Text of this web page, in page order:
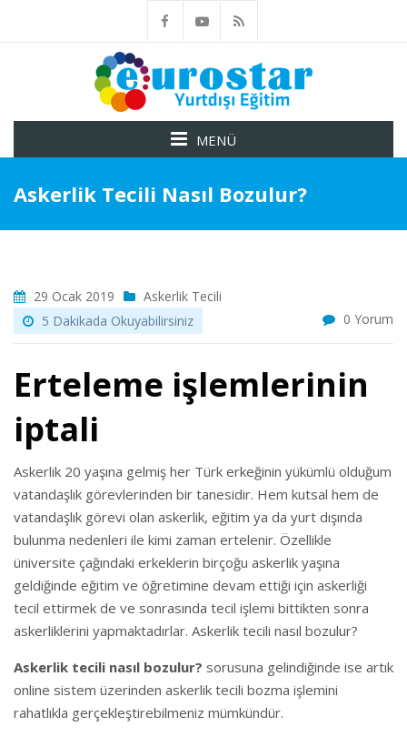
MENÜ
Askerlik Tecili Nasıl Bozulur?
29 Ocak 2019
Askerlik Tecili
5 Dakikada Okuyabilirsiniz
0 Yorum
Erteleme işlemlerinin
iptali
Askerlik 20 yaşına gelmiş her Türk erkeğinin yükümlü olduğum
vatandaşlık görevlerinden bir tanesidir. Hem kutsal hem de
vatandaşlık görevi olan askerlik, eğitim ya da yurt dışında
bulunma nedenleri ile kimi zaman ertelenir. Özellikle
üniversite çağındaki erkeklerin birçoğu askerlik yaşına
geldiğinde eğitim ve öğretimine devam ettiği için askerliği
tecil ettirmek de ve sonrasında tecil işlemi bittikten sonra
askerliklerini yapmaktadırlar. Askerlik tecili nasıl bozulur?
Askerlik tecili nasıl bozulur? sorusuna gelindiğinde ise artık
online sistem üzerinden askerlik tecili bozma işlemini
rahatlıkla gerçekleştirebilmeniz mümkündür.